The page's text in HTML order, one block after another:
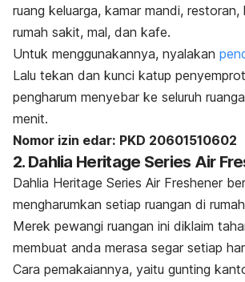
ruang keluarga, kamar mandi,
rumah sakit, mal, dan kafe.
Untuk menggunakannya, nyalakan
Lalu tekan dan kunci katup
pengharum menyebar ke seluruh
menit.
Nomor izin edar: PKD 20601510602
2. Dahlia Heritage Series Air
Dahlia Heritage Series Air Freshener
mengharumkan setiap ruangan di
Merek pewangi ruangan ini diklaim
membuat anda merasa segar setiap
Cara pemakaiannya, yaitu gunting